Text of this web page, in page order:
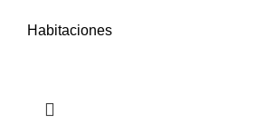
Habitaciones